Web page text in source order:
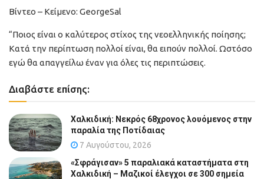
Βίντεο – Κείμενο: GeorgeSal
“Ποιος είναι ο καλύτερος στίχος της νεοελληνικής ποίησης;
Κατά την περίπτωση πολλοί είναι, θα ειπούν πολλοί. Ωστόσο
εγώ θα απαγγείλω έναν για όλες τις περιπτώσεις.
Διαβάστε επίσης:
Χαλκιδική: Νεκρός 68χρονος λουόμενος στην
παραλία της Ποτίδαιας
7 Αυγούστου, 2026
«Σφράγισαν» 5 παραλιακά καταστήματα στη
Χαλκιδική – Μαζικοί έλεγχοι σε 300 σημεία